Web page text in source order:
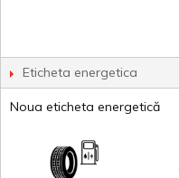
Eticheta energetica
Noua eticheta energetică